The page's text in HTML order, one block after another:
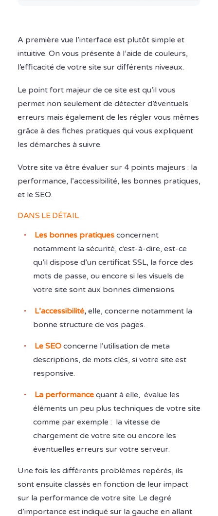
A première vue l’interface est plutôt simple et
intuitive. On vous présente à l’aide de couleurs,
l’efficacité de votre site sur différents niveaux.
Le point fort majeur de ce site est qu’il vous
permet non seulement de détecter d’éventuels
erreurs mais également de les régler vous mêmes
grâce à des fiches pratiques qui vous expliquent
les démarches à suivre.
Votre site va être évaluer sur 4 points majeurs : la
performance, l’accessibilité, les bonnes pratiques,
et le SEO.
DANS LE DÉTAIL
Les bonnes pratiques concernent
notamment la sécurité, c’est-à-dire, est-ce
qu’il dispose d’un certificat SSL, la force des
mots de passe, ou encore si les visuels de
votre site sont aux bonnes dimensions.
L’accessibilité, elle, concerne notamment la
bonne structure de vos pages.
Le SEO concerne l’utilisation de meta
descriptions, de mots clés, si votre site est
responsive.
La performance quant à elle, évalue les
éléments un peu plus techniques de votre site
comme par exemple : la vitesse de
chargement de votre site ou encore les
éventuelles erreurs sur votre serveur.
Une fois les différents problèmes repérés, ils
sont ensuite classés en fonction de leur impact
sur la performance de votre site. Le degré
d’importance est indiqué sur la gauche en allant